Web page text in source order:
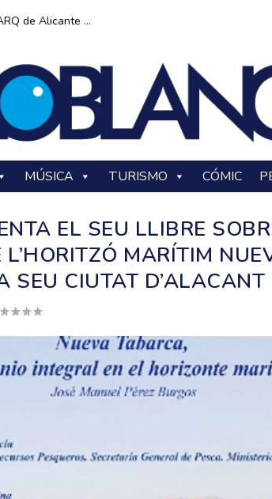
de Alicante ...
MÚSICA TURISMO CÓMIC
EL SEU LLIBRE
MARÍTIM
SEU CIUTAT D’ALACANT